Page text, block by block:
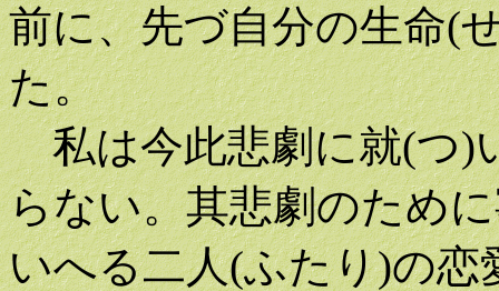
前に、先づ自分の生命(
た。
私は今此悲劇に就(つ)
らない。其悲劇のため
いへる二人(ふたり)の